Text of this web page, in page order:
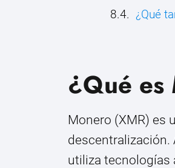
¿Qué
¿Qué es
Monero (XMR) es
descentralización.
utiliza tecnologías